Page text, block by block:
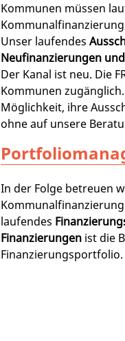
Kommunen müssen
Unser laufendes
Neufinanzierungen
Der Kanal ist neu. Die
Kommunen
Möglichkeit, ihre
ohne auf unsere
In der Folge betreuen
laufendes
Finanzierungen ist die
Finanzierungsportfolio.